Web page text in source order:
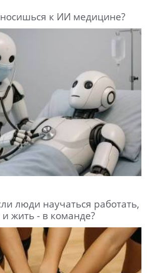
к ИИ медицине?
люди научаться работать,
жить - в команде?